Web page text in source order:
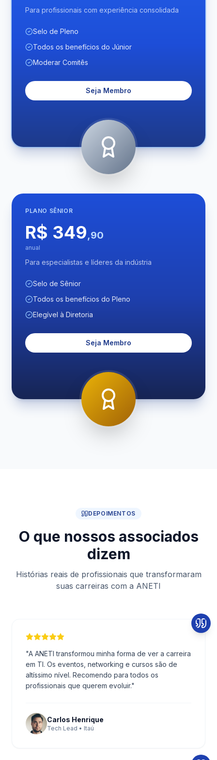
Para profissionais com experiência consolidada
Selo de Pleno
Todos os benefícios do Júnior
Moderar Comitês
Seja Membro
PLANO SÊNIOR
R$ 349,90
anual
Para especialistas e líderes da indústria
Selo de Sênior
Todos os benefícios do Pleno
Elegível à Diretoria
Seja Membro
DEPOIMENTOS
O que nossos associados
dizem
Histórias reais de profissionais que transformaram
suas carreiras com a ANETI
"A ANETI transformou minha forma de ver a carreira
em TI. Os eventos, networking e cursos são de
altíssimo nível. Recomendo para todos os
profissionais que querem evoluir."
Carlos Henrique
Tech Lead • Itaú